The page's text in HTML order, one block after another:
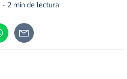
2 min de lectura